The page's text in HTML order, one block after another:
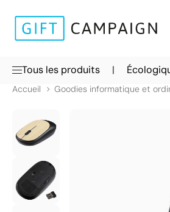
Tous les produits |
Accueil Goodies informatique et